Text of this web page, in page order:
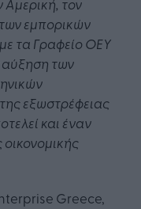
τον
εμπορικών
τα Γραφείο ΟΕΥ
των
εξωστρέφειας
και έναν
Greece,